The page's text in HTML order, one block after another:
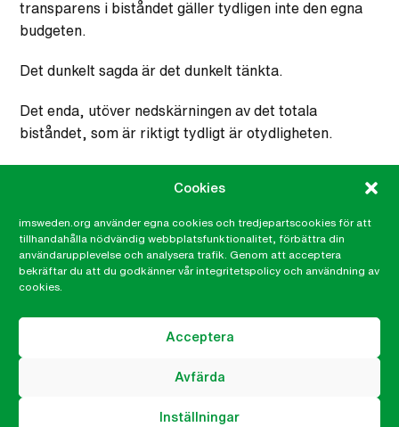
Cookies
imsweden.org använder egna cookies och tredjepartscookies för att
tillhandahålla nödvändig webbplatsfunktionalitet, förbättra din
användarupplevelse och analysera trafik. Genom att acceptera
bekräftar du att du godkänner vår integritetspolicy och användning av
cookies.
Acceptera
Avfärda
Inställningar
transparens i biståndet gäller tydligen inte den egna
budgeten.
Det dunkelt sagda är det dunkelt tänkta.
Det enda, utöver nedskärningen av det totala
biståndet, som är riktigt tydligt är otydligheten.
Martin Nihlgård
martin.nihlgard@imsweden.org
046-32 99 35